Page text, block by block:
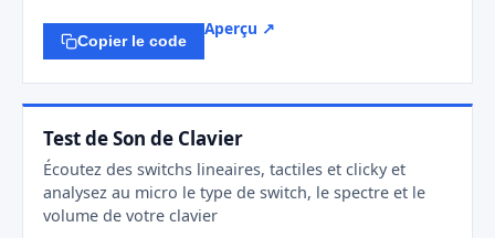
Copier le code
Aperçu ↗
Test de Son de Clavier
Écoutez des switchs lineaires, tactiles et clicky et
analysez au micro le type de switch, le spectre et le
volume de votre clavier